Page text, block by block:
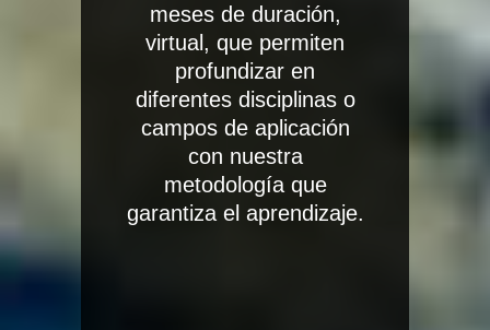
meses de duración,
virtual, que permiten
profundizar en
diferentes disciplinas o
campos de aplicación
con nuestra
metodología que
garantiza el aprendizaje.